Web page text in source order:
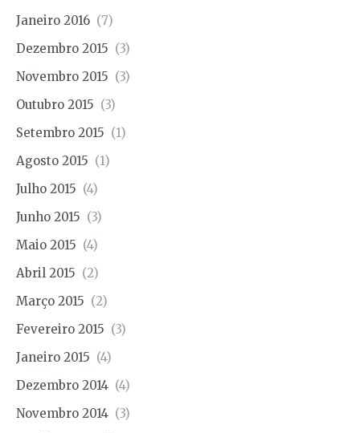
Janeiro 2016 (7)
Dezembro 2015 (3)
Novembro 2015 (3)
Outubro 2015 (3)
Setembro 2015 (1)
Agosto 2015 (1)
Julho 2015 (4)
Junho 2015 (3)
Maio 2015 (4)
Abril 2015 (2)
Março 2015 (2)
Fevereiro 2015 (3)
Janeiro 2015 (4)
Dezembro 2014 (4)
Novembro 2014 (3)